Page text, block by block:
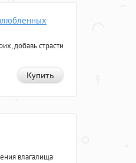
добавь страсти
Купить
влагалища